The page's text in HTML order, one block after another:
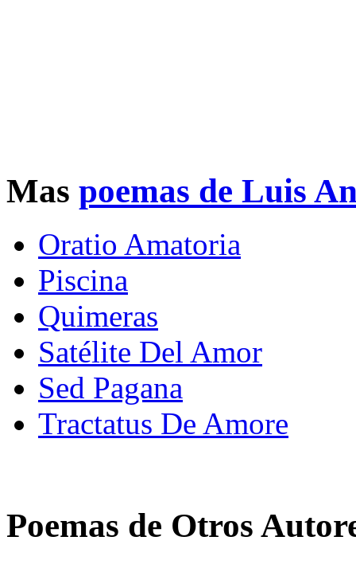
Mas poemas de Luis
Oratio Amatoria
Piscina
Quimeras
Satélite Del Amor
Sed Pagana
Tractatus De Amore
Poemas de Otros